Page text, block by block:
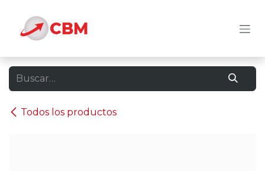
Todos los productos